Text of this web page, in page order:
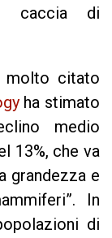
caccia di
molto citato
ha stimato
medio
13%, che va
grandezza e
In
di